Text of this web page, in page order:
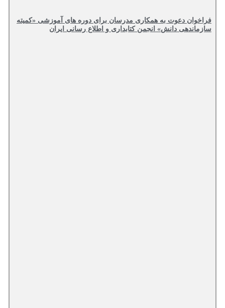
فراخوان دعوت به همکاری مدرسان برای دوره های آموزشی «کمیته
سازماندهی دانش» انجمن کتابداری و اطلاع رسانی ایران